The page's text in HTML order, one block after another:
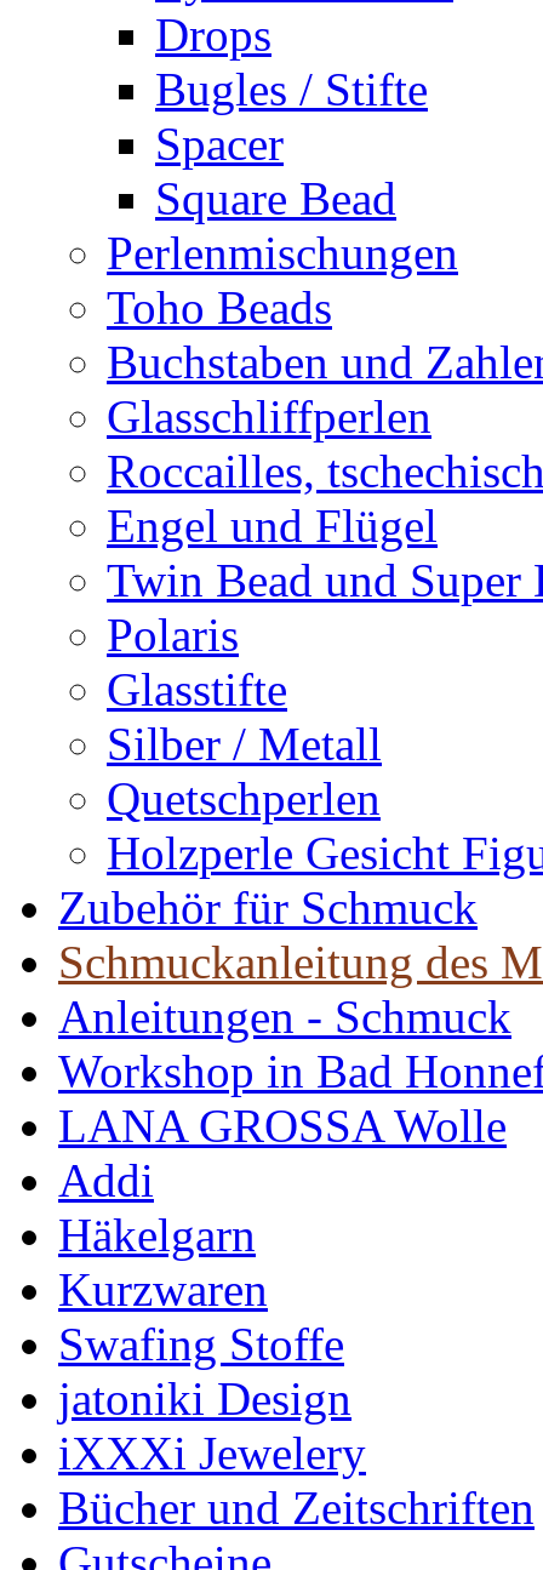
Drops
Bugles / Stifte
Spacer
Square Bead
Perlenmischungen
Toho Beads
Buchstaben und
Glasschliffperlen
Roccailles,
Engel und Flügel
Twin Bead und Super
Polaris
Glasstifte
Silber / Metall
Quetschperlen
Holzperle Gesicht
Zubehör für Schmuck
Schmuckanleitung des
Anleitungen - Schmuck
Workshop in Bad
LANA GROSSA Wolle
Addi
Häkelgarn
Kurzwaren
Swafing Stoffe
jatoniki Design
iXXXi Jewelery
Bücher und Zeitschriften